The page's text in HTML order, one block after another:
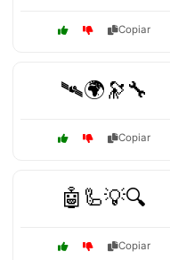
Copiar
🛰️🌍🔭🔧
Copiar
🤖🦾💡🔍
Copiar